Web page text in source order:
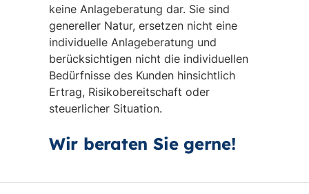
keine Anlageberatung dar. Sie sind
genereller Natur, ersetzen nicht eine
individuelle Anlageberatung und
berücksichtigen nicht die individuellen
Bedürfnisse des Kunden hinsichtlich
Ertrag, Risikobereitschaft oder
steuerlicher Situation.
Wir beraten Sie gerne!